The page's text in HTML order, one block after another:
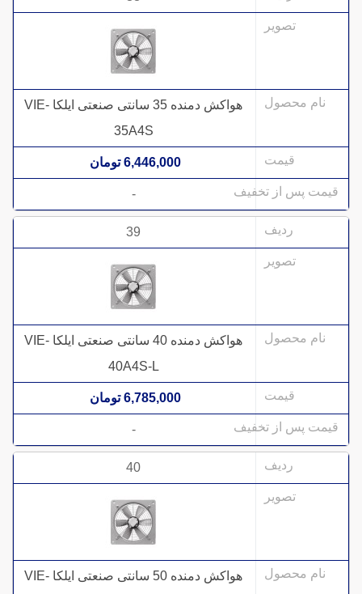
هواکش دمنده 35 سانتی صنعتی ایلکا VIE-
35A4S
6,446,000 تومان
-
39
هواکش دمنده 40 سانتی صنعتی ایلکا VIE-
40A4S-L
6,785,000 تومان
-
40
هواکش دمنده 50 سانتی صنعتی ایلکا VIE-